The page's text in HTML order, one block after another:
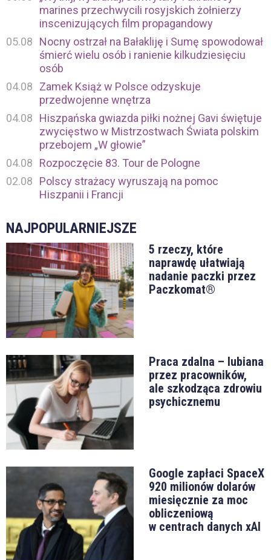
marines przechwycili rosyjskich żołnierzy
inscenizujących film propagandowy
05.08
Nocny ostrzał na Bałakliję i Sumę spowodował
śmierć wielu osób i ranienie kilkudziesięciu
osób
04.08
Zamek Książ w Polsce odzyskuje
przedwojenne wnętrza
04.08
Hiszpańska gwiazda piłki nożnej Gavi świętuje
zwycięstwo w Mistrzostwach Świata polskim
przebojem „W głowie”
04.08
Rozpoczęcie 83. Tour de Pologne
02.08
Polscy strażacy wyruszają na pomoc
Hiszpanii i Francji
NAJPOPULARNIEJSZE
5 rzeczy, które
naprawdę ułatwiają
nadanie paczki przez
Paczkomat®
Praca zdalna – lubiana
przez pracowników,
ale szkodząca zdrowiu
psychicznemu
Google zapłaci SpaceX
920 milionów dolarów
miesięcznie za moc
obliczeniową
w centrach danych xAI